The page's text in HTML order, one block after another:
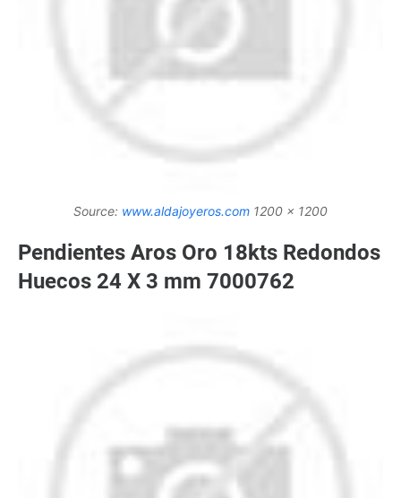
Source: www.aldajoyeros.com 1200 x 1200
Pendientes Aros Oro 18kts Redondos
Huecos 24 X 3 mm 7000762